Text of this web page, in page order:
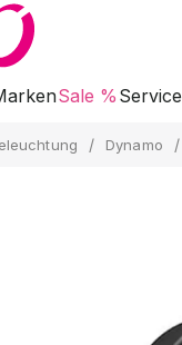
Sale % Service
/ Dynamo /